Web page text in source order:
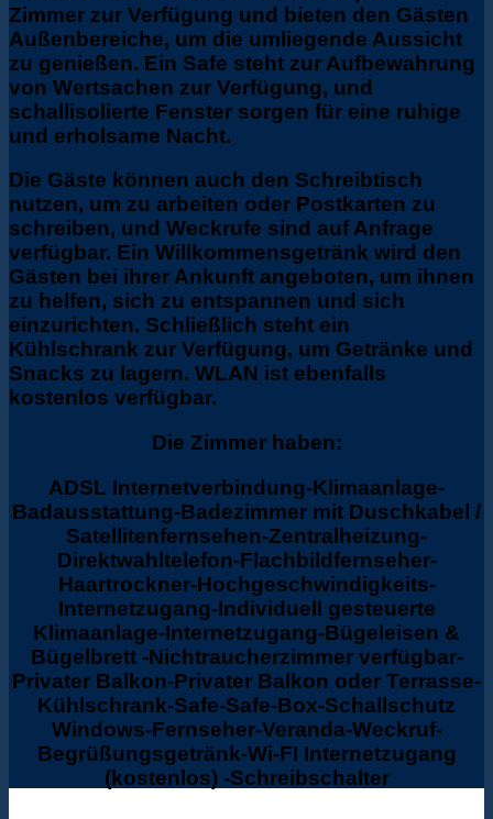
Zimmer zur Verfügung und bieten den Gästen
Außenbereiche, um die umliegende Aussicht
zu genießen. Ein Safe steht zur Aufbewahrung
von Wertsachen zur Verfügung, und
schallisolierte Fenster sorgen für eine ruhige
und erholsame Nacht.
Die Gäste können auch den Schreibtisch
nutzen, um zu arbeiten oder Postkarten zu
schreiben, und Weckrufe sind auf Anfrage
verfügbar. Ein Willkommensgetränk wird den
Gästen bei ihrer Ankunft angeboten, um ihnen
zu helfen, sich zu entspannen und sich
einzurichten. Schließlich steht ein
Kühlschrank zur Verfügung, um Getränke und
Snacks zu lagern. WLAN ist ebenfalls
kostenlos verfügbar.
Die Zimmer haben:
ADSL Internetverbindung-Klimaanlage-
Badausstattung-Badezimmer mit Duschkabel /
Satellitenfernsehen-Zentralheizung-
Direktwahltelefon-Flachbildfernseher-
Haartrockner-Hochgeschwindigkeits-
Internetzugang-Individuell gesteuerte
Klimaanlage-Internetzugang-Bügeleisen &
Bügelbrett -Nichtraucherzimmer verfügbar-
Privater Balkon-Privater Balkon oder Terrasse-
Kühlschrank-Safe-Safe-Box-Schallschutz
Windows-Fernseher-Veranda-Weckruf-
Begrüßungsgetränk-Wi-FI Internetzugang
(kostenlos) -Schreibschalter